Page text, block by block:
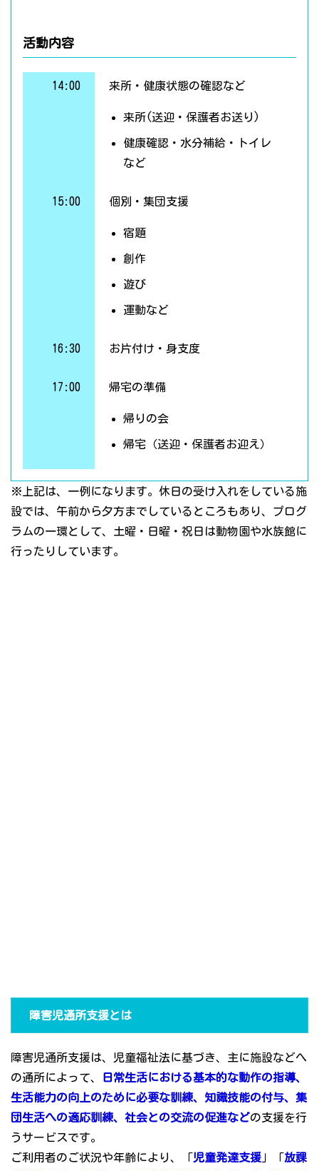
活動内容
14:00 来所・健康状態の確認など
来所(送迎・保護者お送り)
健康確認・水分補給・トイレ
など
15:00 個別・集団支援
宿題
創作
遊び
運動など
16:30 お片付け・身支度
17:00 帰宅の準備
帰りの会
帰宅（送迎・保護者お迎え）
※上記は、一例になります。休日の受け入れをしている施
設では、午前から夕方までしているところもあり、プログ
ラムの一環として、土曜・日曜・祝日は動物園や水族館に
行ったりしています。
障害児通所支援とは
障害児通所支援は、児童福祉法に基づき、主に施設などへ
の通所によって、
日常生活における基本的な動作の指導、
生活能力の向上のために必要な訓練、知識技能の付与、集
団生活への適応訓練、社会との交流の促進などの支援を行
うサービスです。
ご利用者のご状況や年齢により、「児童発達支援 」「放課